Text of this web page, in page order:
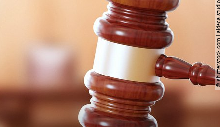
© shutterstock.com | aldeca studio